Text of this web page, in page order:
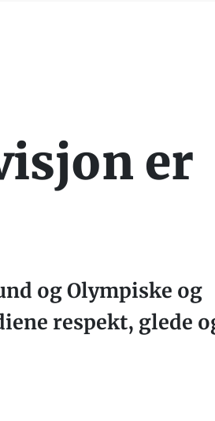
er
og Olympiske og
respekt, glede